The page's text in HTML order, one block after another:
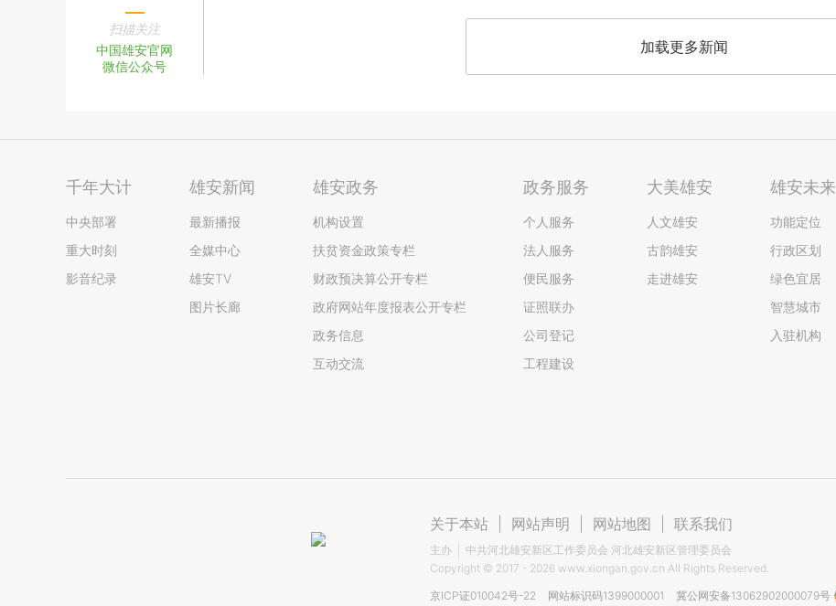
扫描关注
中国雄安官网
微信公众号
加载更多新闻
千年大计
中央部署
重大时刻
影音纪录
雄安新闻
最新播报
全媒中心
雄安TV
图片长廊
雄安政务
机构设置
扶贫资金政策专栏
财政预决算公开专栏
政府网站年度报表公开专栏
政务信息
互动交流
政务服务
个人服务
法人服务
便民服务
证照联办
公司登记
工程建设
大美雄安
人文雄安
古韵雄安
走进雄安
雄安未来
功能定位
行政区划
绿色宜居
智慧城市
入驻机构
关于本站 网站声明 网站地图 联系我们
主办
中共河北雄安新区工作委员会 河北雄安新区管理委员会
Copyright © 2017 - 2026 www.xiongan.gov.cn All Rights Reserved.
京ICP证010042号-22
网站标识码1399000001 冀公网安备13062902000079号